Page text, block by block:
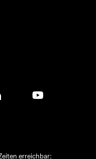
youtube
erreichbar: